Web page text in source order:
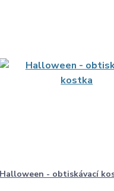
Halloween - obtiskávací